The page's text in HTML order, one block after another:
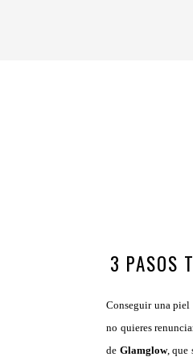
3 PASOS
Conseguir una piel
no quieres
de Glamglow, que